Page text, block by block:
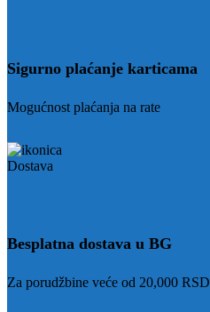
Sigurno plaćanje karticama
Mogućnost plaćanja na rate
Besplatna dostava u BG
Za porudžbine veće od 20,000 RSD